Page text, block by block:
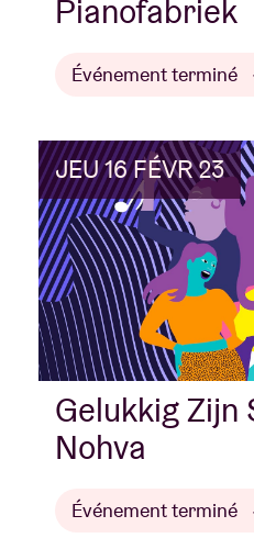
Pianofabriek
Événement terminé
JEU 16 FÉVR 23
Gelukkig Zijn
Nohva
Événement terminé